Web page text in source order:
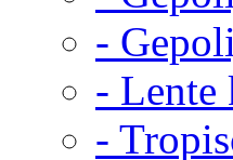
-
- Lente
-